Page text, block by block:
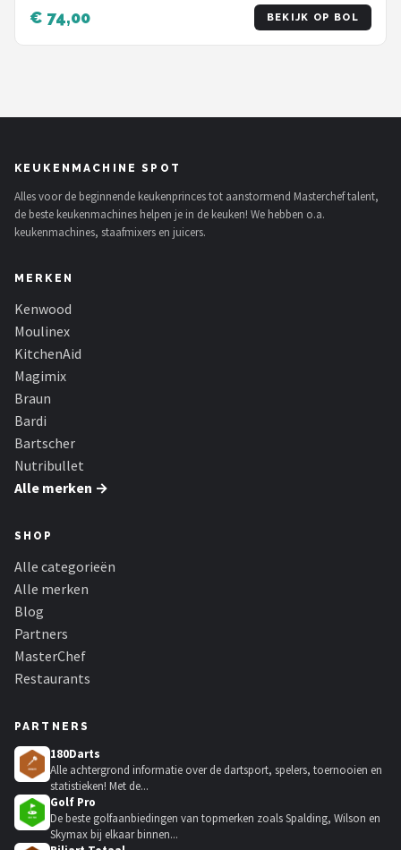
€ 74,00 BEKIJK OP BOL
KEUKENMACHINE SPOT
Alles voor de beginnende keukenprinces tot aanstormend Masterchef talent,
de beste keukenmachines helpen je in de keuken! We hebben o.a.
keukenmachines, staafmixers en juicers.
MERKEN
Kenwood
Moulinex
KitchenAid
Magimix
Braun
Bardi
Bartscher
Nutribullet
Alle merken →
SHOP
Alle categorieën
Alle merken
Blog
Partners
MasterChef
Restaurants
PARTNERS
180Darts
Alle achtergrond informatie over de dartsport, spelers, toernooien en
statistieken! Met de...
Golf Pro
De beste golfaanbiedingen van topmerken zoals Spalding, Wilson en
Skymax bij elkaar binnen...